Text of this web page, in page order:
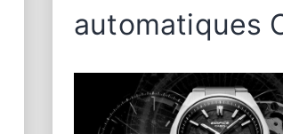
automatiques